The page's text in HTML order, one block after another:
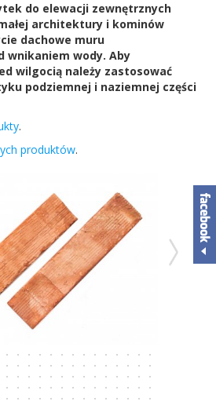
do elewacji zewnętrznych
architektury i kominów
dachowe muru
wnikaniem wody. Aby
wilgocią należy zastosować
podziemnej i naziemnej części
.
produktów.